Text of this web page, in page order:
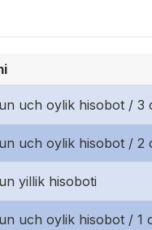
uch oylik hisobot / 3
uch oylik hisobot / 2
yillik hisoboti
uch oylik hisobot / 1